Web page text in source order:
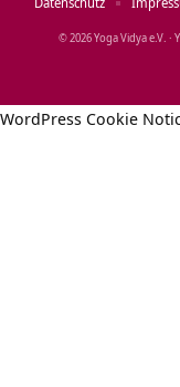
© 2026 Yoga Vidya e.V. ·
WordPress Cookie